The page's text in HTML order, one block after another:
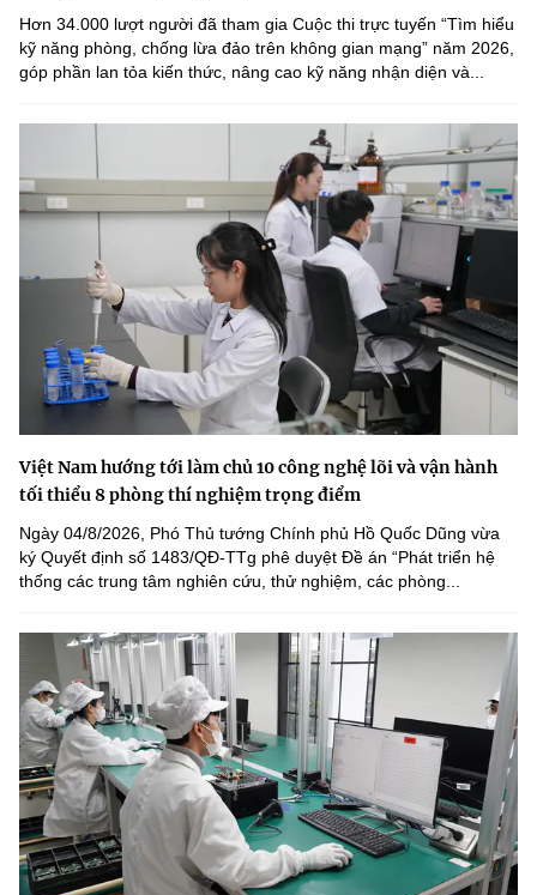
Hơn 34.000 lượt người đã tham gia Cuộc thi trực tuyến “Tìm hiểu
kỹ năng phòng, chống lừa đảo trên không gian mạng” năm 2026,
góp phần lan tỏa kiến thức, nâng cao kỹ năng nhận diện và...
Việt Nam hướng tới làm chủ 10 công nghệ lõi và vận hành
tối thiểu 8 phòng thí nghiệm trọng điểm
Ngày 04/8/2026, Phó Thủ tướng Chính phủ Hồ Quốc Dũng vừa
ký Quyết định số 1483/QĐ-TTg phê duyệt Đề án “Phát triển hệ
thống các trung tâm nghiên cứu, thử nghiệm, các phòng...